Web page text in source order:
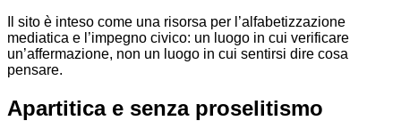
Il sito è inteso come una risorsa per l’alfabetizzazione
mediatica e l’impegno civico: un luogo in cui verificare
un’affermazione, non un luogo in cui sentirsi dire cosa
pensare.
Apartitica e senza proselitismo